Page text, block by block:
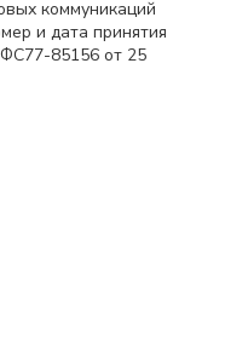
коммуникаций
и дата принятия
85156 от 25